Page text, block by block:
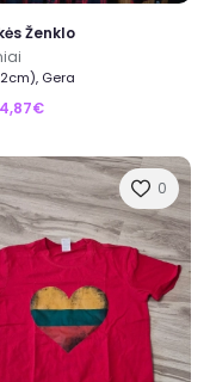
Ženklo
Gera
4,87€
0